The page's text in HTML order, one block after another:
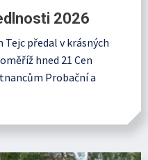
2026
předal v krásných
hned 21 Cen
Probační a